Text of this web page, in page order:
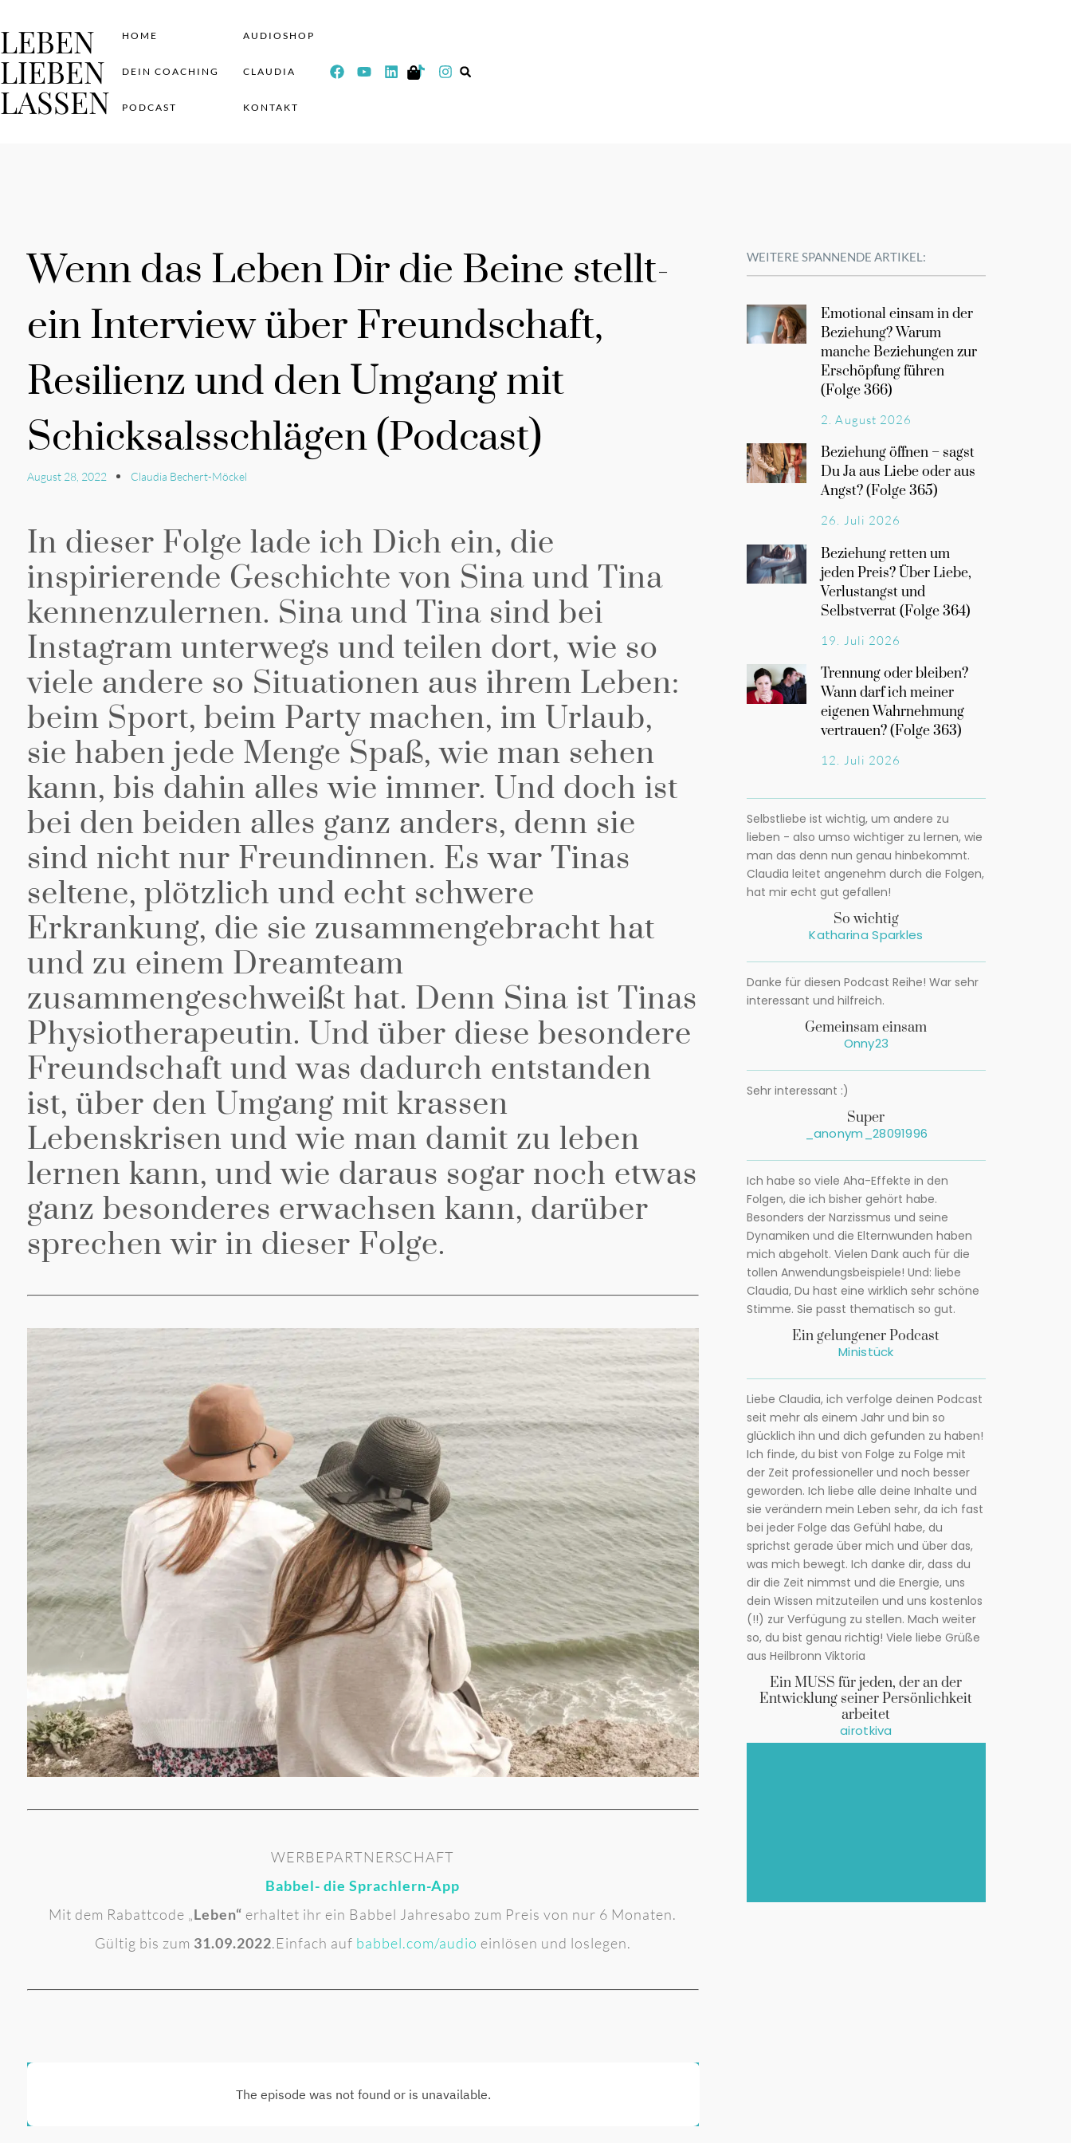
LEBEN
LIEBEN
LASSEN
HOME
DEIN COACHING
PODCAST
AUDIOSHOP
CLAUDIA
KONTAKT
Wenn das Leben Dir die Beine stellt-
ein Interview über Freundschaft,
Resilienz und den Umgang mit
Schicksalsschlägen (Podcast)
August 28, 2022 Claudia Bechert-Möckel
In dieser Folge lade ich Dich ein, die
inspirierende Geschichte von Sina und Tina
kennenzulernen. Sina und Tina sind bei
Instagram unterwegs und teilen dort, wie so
viele andere so Situationen aus ihrem Leben:
beim Sport, beim Party machen, im Urlaub,
sie haben jede Menge Spaß, wie man sehen
kann, bis dahin alles wie immer. Und doch ist
bei den beiden alles ganz anders, denn sie
sind nicht nur Freundinnen. Es war Tinas
seltene, plötzlich und echt schwere
Erkrankung, die sie zusammengebracht hat
und zu einem Dreamteam
zusammengeschweißt hat. Denn Sina ist Tinas
Physiotherapeutin. Und über diese besondere
Freundschaft und was dadurch entstanden
ist, über den Umgang mit krassen
Lebenskrisen und wie man damit zu leben
lernen kann, und wie daraus sogar noch etwas
ganz besonderes erwachsen kann, darüber
sprechen wir in dieser Folge.
WERBEPARTNERSCHAFT
Babbel- die Sprachlern-App
Mit dem Rabattcode „Leben“ erhaltet ihr ein Babbel Jahresabo zum Preis von nur 6 Monaten.
Gültig bis zum 31.09.2022.Einfach auf babbel.com/audio einlösen und loslegen.
WEITERE SPANNENDE ARTIKEL:
Emotional einsam in der
Beziehung? Warum
manche Beziehungen zur
Erschöpfung führen
(Folge 366)
2. August 2026
Beziehung öffnen – sagst
Du Ja aus Liebe oder aus
Angst? (Folge 365)
26. Juli 2026
Beziehung retten um
jeden Preis? Über Liebe,
Verlustangst und
Selbstverrat (Folge 364)
19. Juli 2026
Trennung oder bleiben?
Wann darf ich meiner
eigenen Wahrnehmung
vertrauen? (Folge 363)
12. Juli 2026
Selbstliebe ist wichtig, um andere zu
lieben - also umso wichtiger zu lernen, wie
man das denn nun genau hinbekommt.
Claudia leitet angenehm durch die Folgen,
hat mir echt gut gefallen!
So wichtig
Katharina Sparkles
Danke für diesen Podcast Reihe! War sehr
interessant und hilfreich.
Gemeinsam einsam
Onny23
Sehr interessant :)
Super
_anonym_28091996
Ich habe so viele Aha-Effekte in den
Folgen, die ich bisher gehört habe.
Besonders der Narzissmus und seine
Dynamiken und die Elternwunden haben
mich abgeholt. Vielen Dank auch für die
tollen Anwendungsbeispiele! Und: liebe
Claudia, Du hast eine wirklich sehr schöne
Stimme. Sie passt thematisch so gut.
Ein gelungener Podcast
Ministück
Liebe Claudia, ich verfolge deinen Podcast
seit mehr als einem Jahr und bin so
glücklich ihn und dich gefunden zu haben!
Ich finde, du bist von Folge zu Folge mit
der Zeit professioneller und noch besser
geworden. Ich liebe alle deine Inhalte und
sie verändern mein Leben sehr, da ich fast
bei jeder Folge das Gefühl habe, du
sprichst gerade über mich und über das,
was mich bewegt. Ich danke dir, dass du
dir die Zeit nimmst und die Energie, uns
dein Wissen mitzuteilen und uns kostenlos
(!!) zur Verfügung zu stellen. Mach weiter
so, du bist genau richtig! Viele liebe Grüße
aus Heilbronn Viktoria
Ein MUSS für jeden, der an der
Entwicklung seiner Persönlichkeit
arbeitet
airotkiva